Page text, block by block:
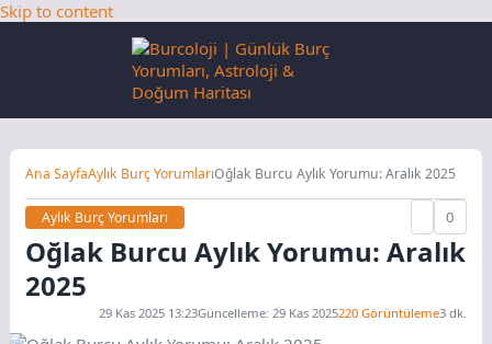
Skip to content
Ana SayfaAylık Burç YorumlarıOğlak Burcu Aylık Yorumu: Aralık 2025
Aylık Burç Yorumları 0
Oğlak Burcu Aylık Yorumu: Aralık
2025
29 Kas 2025 13:23Güncelleme: 29 Kas 2025220 Görüntüleme3 dk.